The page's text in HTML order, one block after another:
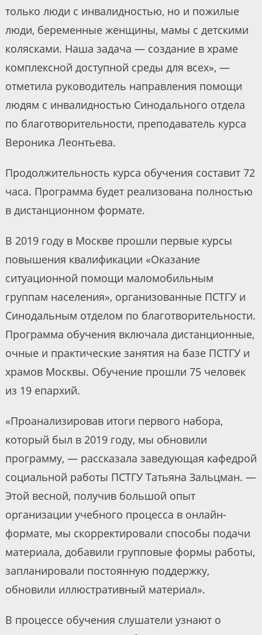
только люди с инвалидностью, но и пожилые
люди, беременные женщины, мамы с детскими
колясками. Наша задача — создание в храме
комплексной доступной среды для всех», —
отметила руководитель направления помощи
людям с инвалидностью Синодального отдела
по благотворительности, преподаватель курса
Вероника Леонтьева.
Продолжительность курса обучения составит 72
часа. Программа будет реализована полностью
в дистанционном формате.
В 2019 году в Москве прошли первые курсы
повышения квалификации «Оказание
ситуационной помощи маломобильным
группам населения», организованные ПСТГУ и
Синодальным отделом по благотворительности.
Программа обучения включала дистанционные,
очные и практические занятия на базе ПСТГУ и
храмов Москвы. Обучение прошли 75 человек
из 19 епархий.
«Проанализировав итоги первого набора,
который был в 2019 году, мы обновили
программу, — рассказала заведующая кафедрой
социальной работы ПСТГУ Татьяна Зальцман. —
Этой весной, получив большой опыт
организации учебного процесса в онлайн-
формате, мы скорректировали способы подачи
материала, добавили групповые формы работы,
запланировали постоянную поддержку,
обновили иллюстративный материал».
В процессе обучения слушатели узнают о